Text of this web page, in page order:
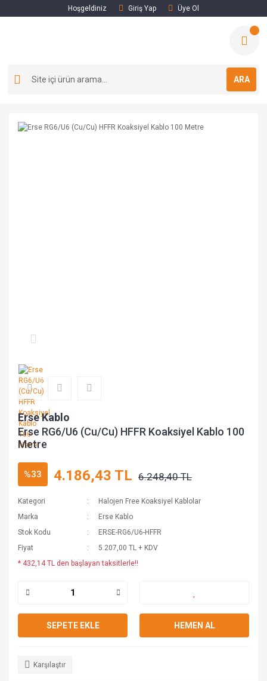
Hoşgeldiniz Giriş Yap Üye Ol
ARA
Erse Kablo
Erse RG6/U6 (Cu/Cu) HFFR Koaksiyel Kablo 100
Metre
%33 4.186,43 TL 6.248,40 TL
Kategori
Halojen Free Koaksiyel Kablolar
Marka
Erse Kablo
Stok Kodu
ERSE-RG6/U6-HFFR
Fiyat
5.207,00 TL + KDV
* 432,14 TL den başlayan taksitlerle!!
SEPETE EKLE HEMEN AL
Karşılaştır